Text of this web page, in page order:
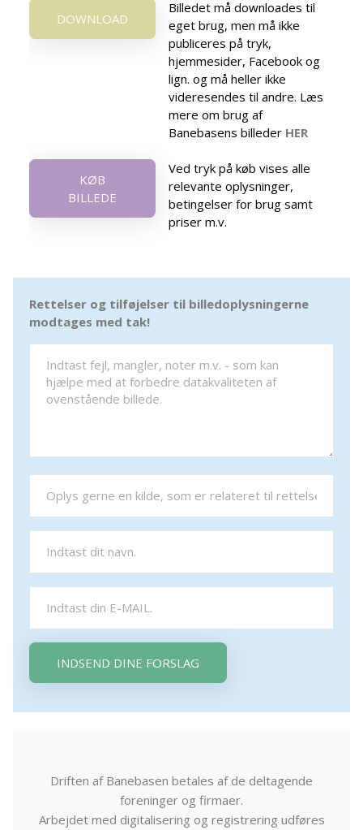
DOWNLOAD
Billedet må downloades til
eget brug, men må ikke
publiceres på tryk,
hjemmesider, Facebook og
lign. og må heller ikke
videresendes til andre. Læs
mere om brug af
Banebasens billeder HER
KØB
BILLEDE
Ved tryk på køb vises alle
relevante oplysninger,
betingelser for brug samt
priser m.v.
Rettelser og tilføjelser til billedoplysningerne
modtages med tak!
INDSEND DINE FORSLAG
Driften af Banebasen betales af de deltagende
foreninger og firmaer.
Arbejdet med digitalisering og registrering udføres